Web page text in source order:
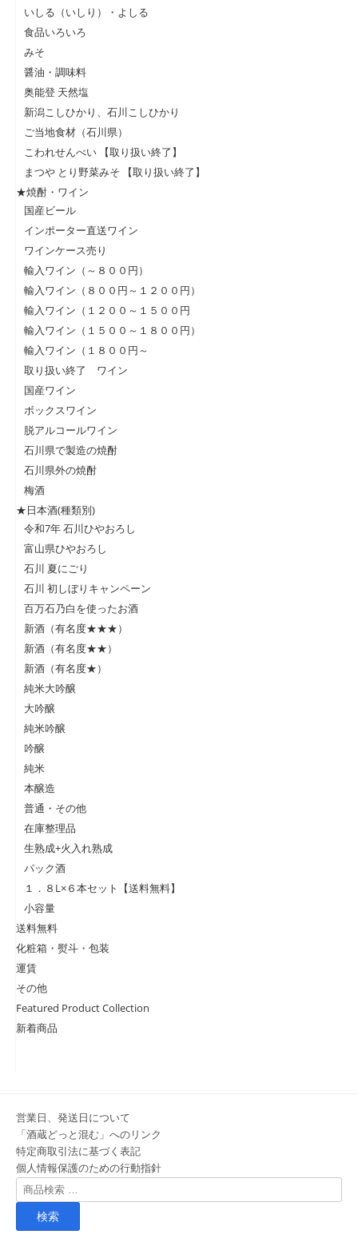
いしる（いしり）・よしる
食品いろいろ
みそ
醤油・調味料
奥能登 天然塩
新潟こしひかり、石川こしひかり
ご当地食材（石川県）
こわれせんべい 【取り扱い終了】
まつや とり野菜みそ 【取り扱い終了】
★焼酎・ワイン
国産ビール
インポーター直送ワイン
ワインケース売り
輸入ワイン（～８００円）
輸入ワイン（８００円～１２００円）
輸入ワイン（１２００～１５００円
輸入ワイン（１５００～１８００円）
輸入ワイン（１８００円～
取り扱い終了 ワイン
国産ワイン
ボックスワイン
脱アルコールワイン
石川県で製造の焼酎
石川県外の焼酎
梅酒
★日本酒(種類別)
令和7年 石川ひやおろし
富山県ひやおろし
石川 夏にごり
石川 初しぼりキャンペーン
百万石乃白を使ったお酒
新酒（有名度★★★）
新酒（有名度★★）
新酒（有名度★）
純米大吟醸
大吟醸
純米吟醸
吟醸
純米
本醸造
普通・その他
在庫整理品
生熟成+火入れ熟成
パック酒
１．８L×６本セット【送料無料】
小容量
送料無料
化粧箱・熨斗・包装
運賃
その他
Featured Product Collection
新着商品
営業日、発送日について
「酒蔵どっと混む」へのリンク
特定商取引法に基づく表記
個人情報保護のための行動指針
検
索
象: